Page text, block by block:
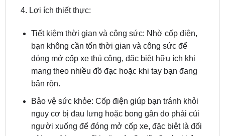
Tiết kiệm thời gian và công sức: Nhờ cốp điện,
đóng mở cốp xe thủ công, đặc biệt hữu ích khi
mang theo nhiều đồ đạc hoặc khi tay bạn đang
bận rộn.
Bảo vệ sức khỏe: Cốp điện giúp bạn tránh khỏi
nguy cơ bị đau lưng hoặc bong gân do phải cúi
người xuống để đóng mở cốp xe, đặc biệt là đối
với người cao tuổi hoặc có vấn đề về sức khỏe.
Giữ gìn vệ sinh xe: Cốp điện giúp hạn chế việc